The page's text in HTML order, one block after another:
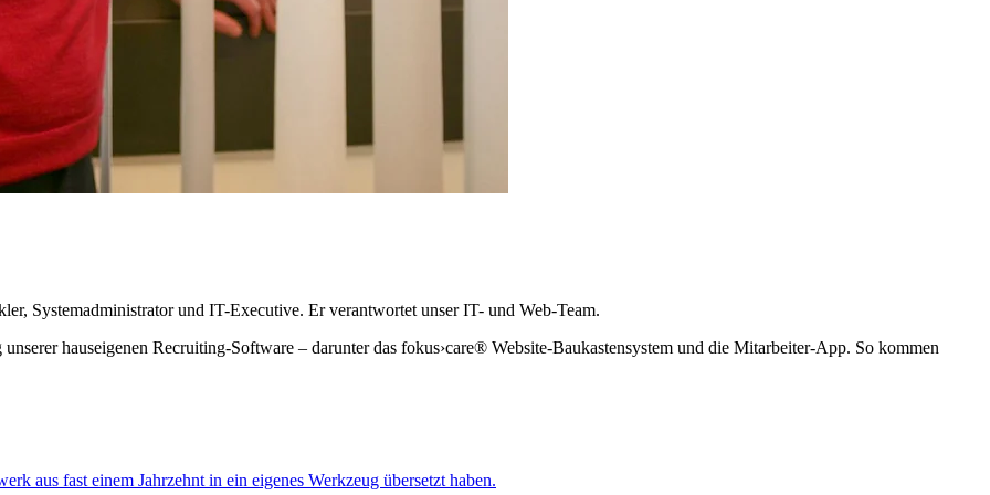
Systemadministrator und IT-Executive. Er verantwortet unser IT- und Web-Team.
hauseigenen Recruiting-Software – darunter das fokus›care® Website-Baukastensystem und die Mitarbeiter-App. So kommen
aus fast einem Jahrzehnt in ein eigenes Werkzeug übersetzt haben.